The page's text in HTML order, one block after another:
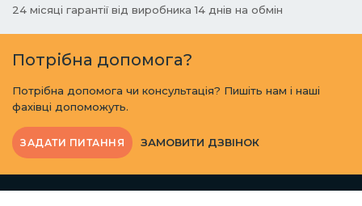
24 місяці гарантії від виробника 14 днів на обмін
Потрібна допомога?
Потрібна допомога чи консультація? Пишіть нам і наші
фахівці допоможуть.
ЗАДАТИ ПИТАННЯ ЗАМОВИТИ ДЗВІНОК